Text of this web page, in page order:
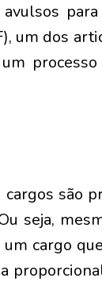
um dos
são
seja,
cargo